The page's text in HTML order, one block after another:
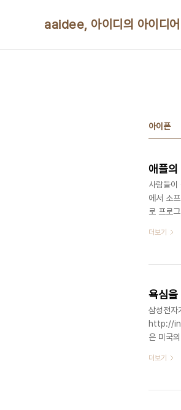
aaidee, 아이디의 아이디
아이폰
애플
사람들
에서 소
로 프로
은 RPG
이 아른
더보기
욕심을
삼성전자
http://
은 미국
호환으
GTK, QT
더보기